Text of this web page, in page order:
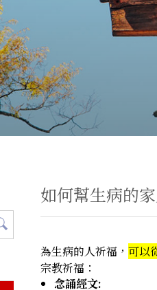
如何幫生病的
為生病的人祈福， 可以
宗教祈福：
念誦經文: